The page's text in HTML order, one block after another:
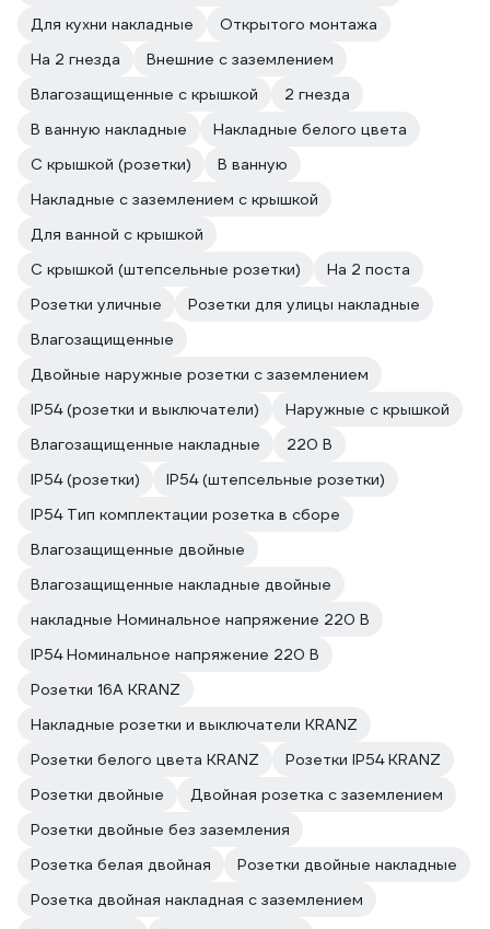
Для кухни накладные
Открытого монтажа
На 2 гнезда
Внешние с заземлением
Влагозащищенные с крышкой
2 гнезда
В ванную накладные
Накладные белого цвета
С крышкой (розетки)
В ванную
Накладные с заземлением с крышкой
Для ванной с крышкой
С крышкой (штепсельные розетки)
На 2 поста
Розетки уличные
Розетки для улицы накладные
Влагозащищенные
Двойные наружные розетки с заземлением
IP54 (розетки и выключатели)
Наружные с крышкой
Влагозащищенные накладные
220 В
IP54 (розетки)
IP54 (штепсельные розетки)
IP54 Тип комплектации розетка в сборе
Влагозащищенные двойные
Влагозащищенные накладные двойные
накладные Номинальное напряжение 220 В
IP54 Номинальное напряжение 220 В
Розетки 16А KRANZ
Накладные розетки и выключатели KRANZ
Розетки белого цвета KRANZ
Розетки IP54 KRANZ
Розетки двойные
Двойная розетка с заземлением
Розетки двойные без заземления
Розетка белая двойная
Розетки двойные накладные
Розетка двойная накладная с заземлением